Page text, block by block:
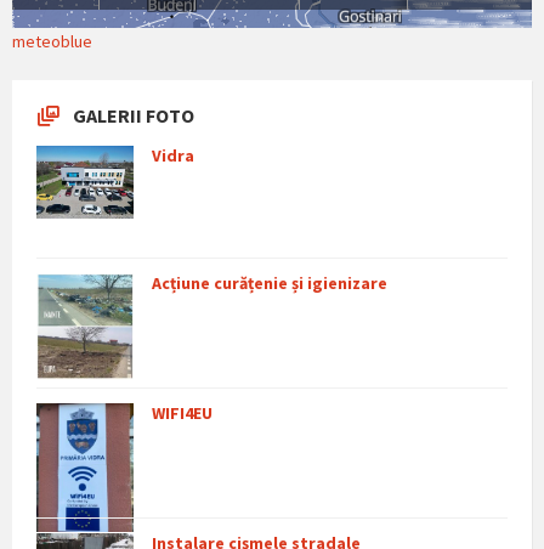
meteoblue
GALERII FOTO
Vidra
Acțiune curățenie și igienizare
WIFI4EU
Instalare cișmele stradale